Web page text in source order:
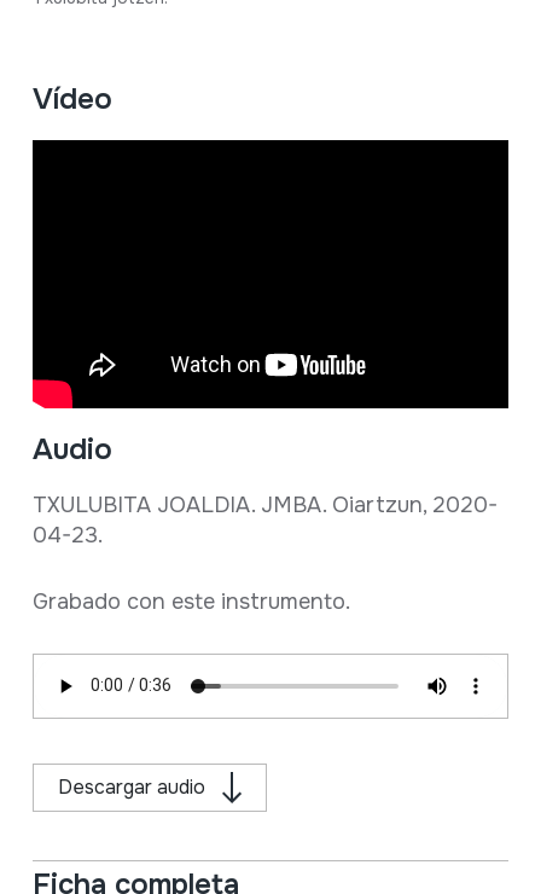
Vídeo
Audio
TXULUBITA JOALDIA. JMBA. Oiartzun, 2020-
04-23.
Grabado con este instrumento.
Descargar audio
Ficha completa